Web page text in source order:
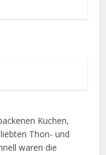
Kuchen,
Thon- und
waren die